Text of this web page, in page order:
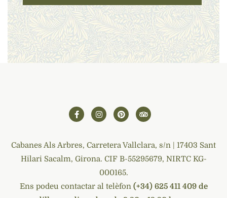
Cabanes Als Arbres, Carretera Vallclara, s/n | 17403 Sant
Hilari Sacalm, Girona. CIF B-55295679, NIRTC KG-
000165.
Ens podeu contactar al telèfon (+34) 625 411 409 de